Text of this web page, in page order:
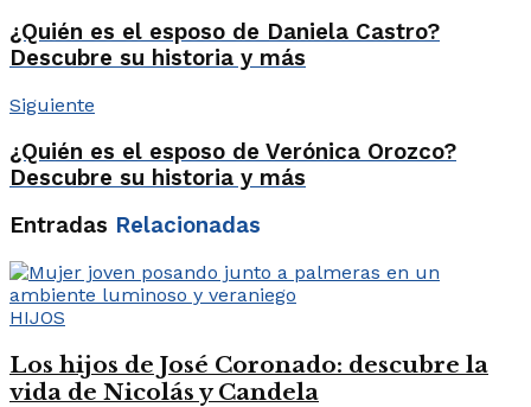
¿Quién es el esposo de Daniela Castro?
Descubre su historia y más
Siguiente
¿Quién es el esposo de Verónica Orozco?
Descubre su historia y más
Entradas Relacionadas
HIJOS
Los hijos de José Coronado: descubre la
vida de Nicolás y Candela